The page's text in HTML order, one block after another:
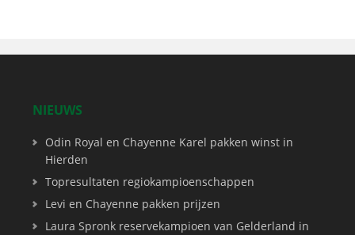
NIEUWS
Odin Royal en Chayenne Karel pakken winst in
Hierden
Topresultaten regiokampioenschappen
Levi en Chayenne pakken prijzen
Laura Spronk reservekampioen van Gelderland in